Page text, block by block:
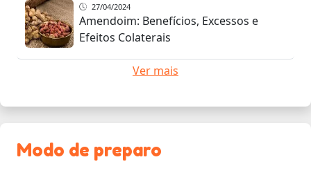
27/04/2024
Amendoim: Benefícios, Excessos e
Efeitos Colaterais
Ver mais
Modo de preparo